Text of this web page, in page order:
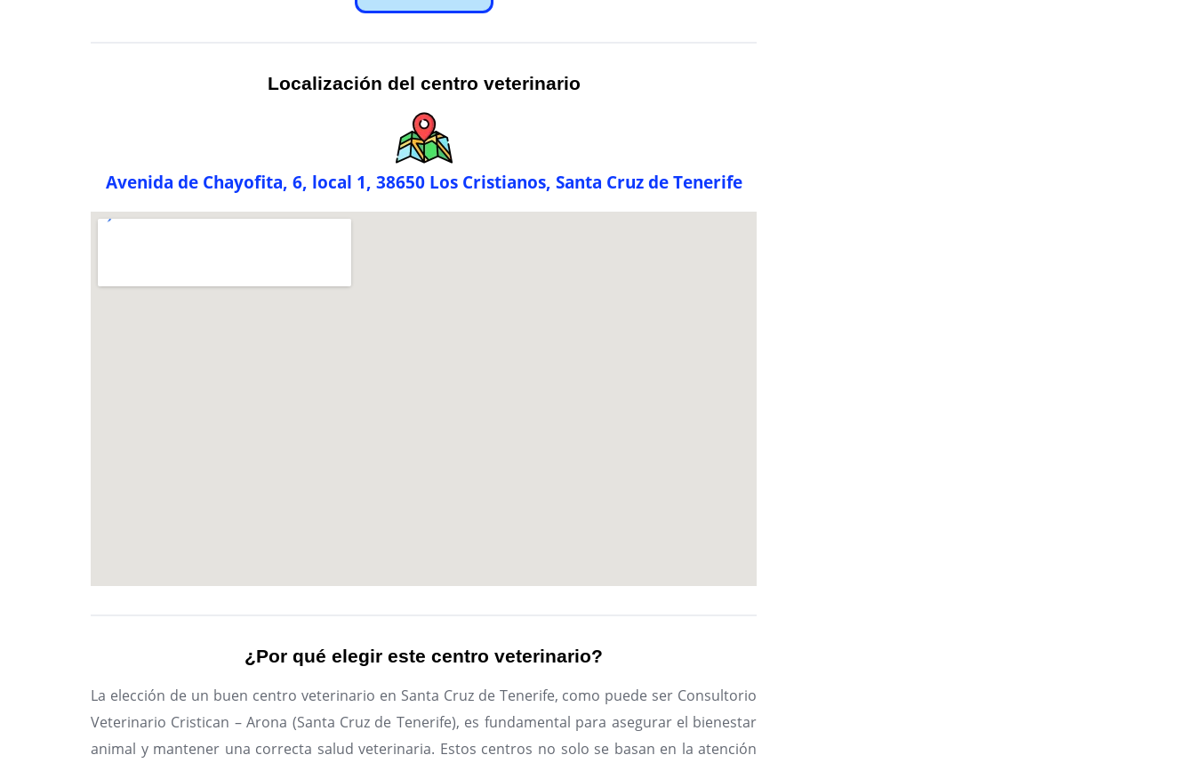
Localización del centro veterinario
Avenida de Chayofita, 6, local 1, 38650 Los Cristianos, Santa Cruz de Tenerife
¿Por qué elegir este centro veterinario?
La elección de un buen centro veterinario en Santa Cruz de Tenerife, como puede ser Consultorio
Veterinario Cristican – Arona (Santa Cruz de Tenerife), es fundamental para asegurar el bienestar
animal y mantener una correcta salud veterinaria. Estos centros no solo se basan en la atención